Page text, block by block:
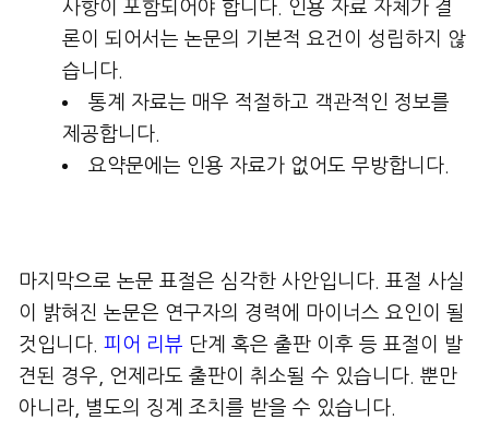
사항이 포함되어야 합니다. 인용 자료 자체가 결
론이 되어서는 논문의 기본적 요건이 성립하지 않
습니다.
통계 자료는 매우 적절하고 객관적인 정보를
제공합니다.
요약문에는 인용 자료가 없어도 무방합니다.
마지막으로 논문 표절은 심각한 사안입니다. 표절 사실
이 밝혀진 논문은 연구자의 경력에 마이너스 요인이 될
것입니다. 피어 리뷰 단계 혹은 출판 이후 등 표절이 발
견된 경우, 언제라도 출판이 취소될 수 있습니다. 뿐만
아니라, 별도의 징계 조치를 받을 수 있습니다.